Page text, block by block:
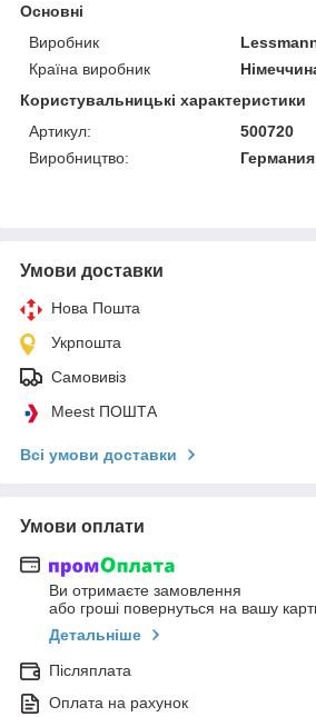
Основні
Виробник
Країна виробник
Користувальницькі характеристики
Артикул:
500720
Виробництво:
Германия
Умови доставки
Нова Пошта
Укрпошта
Самовивіз
Meest ПОШТА
Всі умови доставки
Умови оплати
Ви отримаєте замовлення
або гроші повернуться на вашу
Детальніше
Післяплата
Оплата на рахунок